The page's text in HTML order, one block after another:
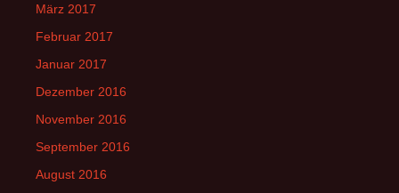
März 2017
Februar 2017
Januar 2017
Dezember 2016
November 2016
September 2016
August 2016